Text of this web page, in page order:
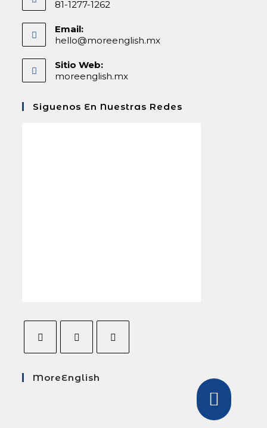
81-1277-1262
Email:
hello@moreenglish.mx
Sitio Web:
moreenglish.mx
Siguenos En Nuestras Redes
MoreEnglish